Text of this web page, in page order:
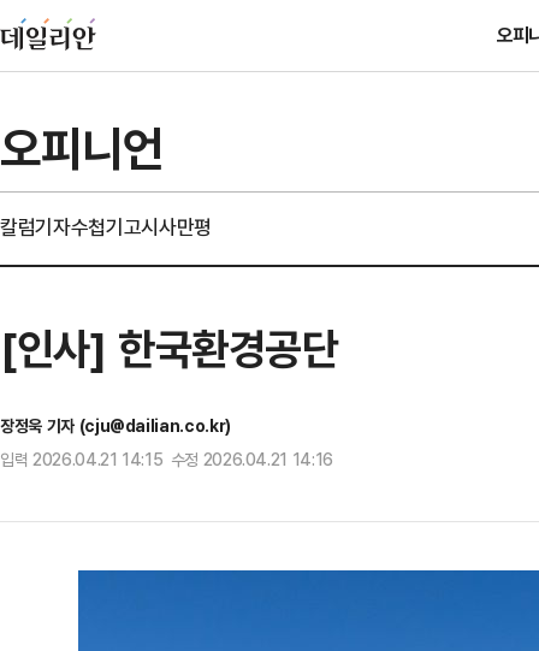
오피
오피니언
칼럼기자수첩기고시사만평
[인사] 한국환경공단
장정욱 기자 (cju@dailian.co.kr)
입력 2026.04.21 14:15 수정 2026.04.21 14:16